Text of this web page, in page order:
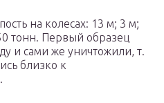
на колесах: 13 м; 3 м;
тонн. Первый образец
и сами же уничтожили, т.
близко к